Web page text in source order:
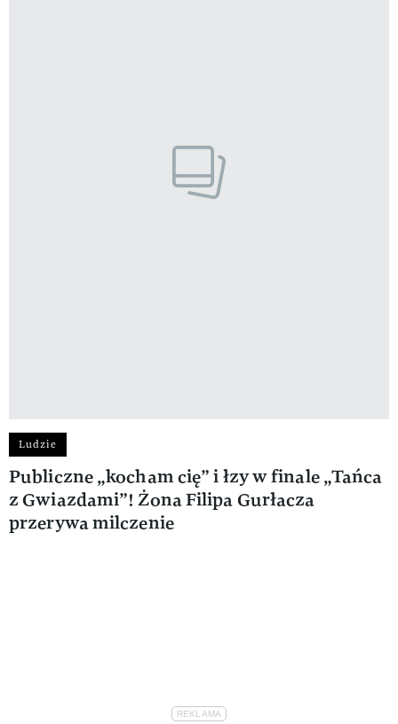
Ludzie
Publiczne „kocham cię” i łzy w finale „Tańca
z Gwiazdami”! Żona Filipa Gurłacza
przerywa milczenie